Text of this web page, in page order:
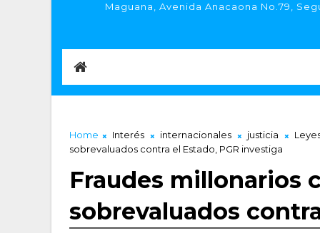
Maguana, Avenida Anacaona No.79,
Home Interés internacionales justicia
sobrevaluados contra el Estado, PGR investiga
Fraudes millonarios
sobrevaluados